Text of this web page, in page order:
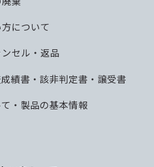
について
セル・返品
績書・該非判定書・譲受書
・製品の基本情報